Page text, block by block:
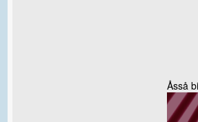
Åsså